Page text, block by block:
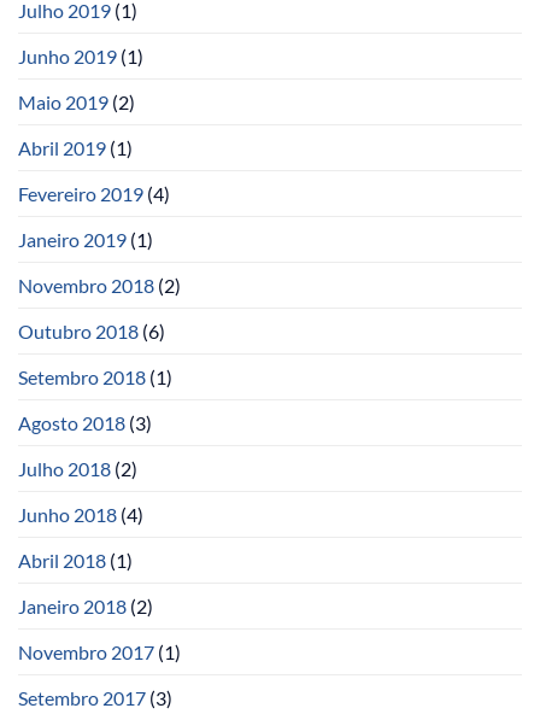
Julho 2019 (1)
Junho 2019 (1)
Maio 2019 (2)
Abril 2019 (1)
Fevereiro 2019 (4)
Janeiro 2019 (1)
Novembro 2018 (2)
Outubro 2018 (6)
Setembro 2018 (1)
Agosto 2018 (3)
Julho 2018 (2)
Junho 2018 (4)
Abril 2018 (1)
Janeiro 2018 (2)
Novembro 2017 (1)
Setembro 2017 (3)